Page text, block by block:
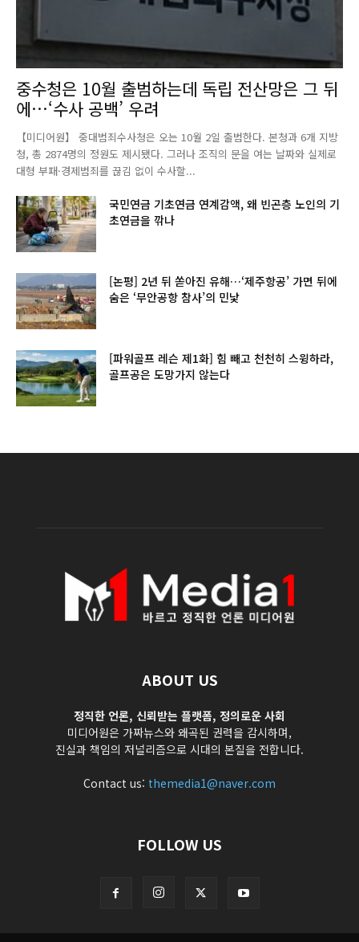
중수청은 10월 출범하는데 독립 전산망은 그 뒤
에…‘수사 공백’ 우려
【미디어원】 중대범죄수사청은 오는 10월 2일 출범한다. 본청과 6개 지방
청, 총 2874명의 정원도 제시됐다. 그러나 조직의 문을 여는 날짜와 실제로
대형 부패·경제범죄를 끊김 없이 수사할...
국민연금 기초연금 연계감액, 왜 빈곤층 노인의 기
초연금을 깎나
[논평] 2년 뒤 쏟아진 유해…‘제주항공’ 가면 뒤에
숨은 ‘무안공항 참사’의 민낯
[파워골프 레슨 제1화] 힘 빼고 천천히 스윙하라,
골프공은 도망가지 않는다
ABOUT US
정직한 언론, 신뢰받는 플랫폼, 정의로운 사회
미디어원은 가짜뉴스와 왜곡된 권력을 감시하며,
진실과 책임의 저널리즘으로 시대의 본질을 전합니다.
Contact us: themedia1@naver.com
FOLLOW US